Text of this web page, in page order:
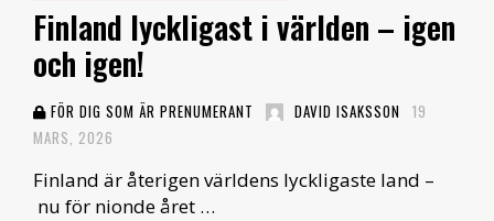
Finland lyckligast i världen – igen
och igen!
FÖR DIG SOM ÄR PRENUMERANT DAVID ISAKSSON 19
MARS, 2026
Finland är återigen världens lyckligaste land –
nu för nionde året …